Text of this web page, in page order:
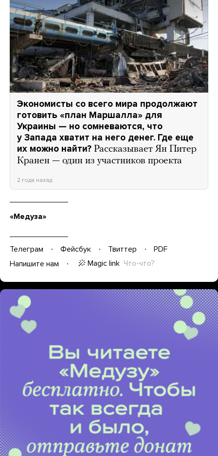
Экономисты со всего мира продолжают
готовить «план Маршалла» для
Украины — но сомневаются, что
у Запада хватит на него денег. Где еще
их можно найти? Рассказывает Ян Питер
Кранен — один из участников проекта
2 года назад
«Медуза»
Телеграм Фейсбук Твиттер
PDF
Напишите нам
Magic link Что-что?